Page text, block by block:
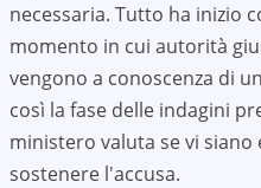
necessaria. Tutto ha inizio
momento in cui autorità
vengono a conoscenza di
così la fase delle indagini
ministero valuta se vi
sostenere l'accusa.